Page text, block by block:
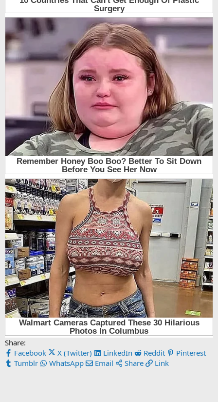
Share:
Facebook
X (Twitter) LinkedIn Reddit
Pinterest
Tumblr
WhatsApp Email Share Link